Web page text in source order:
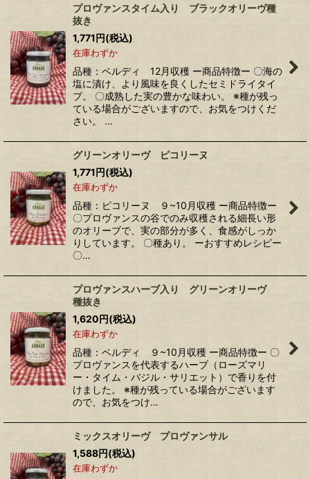
プロヴァンスタイム入り ブラックオリーヴ種
抜き
1,771円(税込)
在庫わずか
品種：ベルディ 12月収穫 ー商品特徴ー 〇海の
塩に漬け、より風味を良くしたセミドライタイ
プ。 〇成熟した実の豊かな味わい。 ※種が残っ
ている場合がございますので、お気をつけくだ
さい。 …
グリーンオリーヴ ピコリーヌ
1,771円(税込)
在庫わずか
品種：ピコリーヌ ９~10月収穫 ー商品特徴ー
〇プロヴァンスの谷でのみ収穫される細長い形
のオリーブで、実の部分が多く、食感がしっか
りしています。 〇種あり。 ーおすすめレシピー
〇…
プロヴァンスハーブ入り グリーンオリーヴ
種抜き
1,620円(税込)
在庫わずか
品種：ベルディ ９~10月収穫 ー商品特徴ー 〇
プロヴァンスを代表するハーブ（ローズマリ
ー・タイム・バジル・サリエット）で香りを付
けました。 ※種が残っている場合がございます
ので、お気をつけ…
ミックスオリーヴ プロヴァンサル
1,588円(税込)
在庫わずか